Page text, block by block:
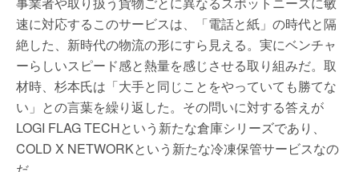
速に対応するこのサービスは、「電話と紙」の時代と隔
絶した、新時代の物流の形にすら見える。実にベンチャ
ーらしいスピード感と熱量を感じさせる取り組みだ。取
材時、杉本氏は「大手と同じことをやっていても勝てな
い」との言葉を繰り返した。その問いに対する答えが
LOGI FLAG TECHという新たな倉庫シリーズであり、
COLD X NETWORKという新たな冷凍保管サービスなの